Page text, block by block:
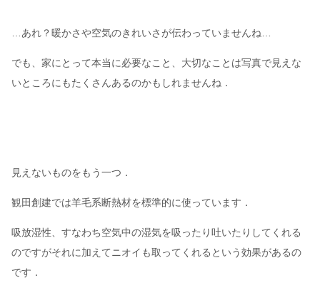
…あれ？暖かさや空気のきれいさが伝わっていませんね…
でも、家にとって本当に必要なこと、大切なことは写真で見えな
いところにもたくさんあるのかもしれませんね．
見えないものをもう一つ．
観田創建では羊毛系断熱材を標準的に使っています．
吸放湿性、すなわち空気中の湿気を吸ったり吐いたりしてくれる
のですがそれに加えてニオイも取ってくれるという効果があるの
です．